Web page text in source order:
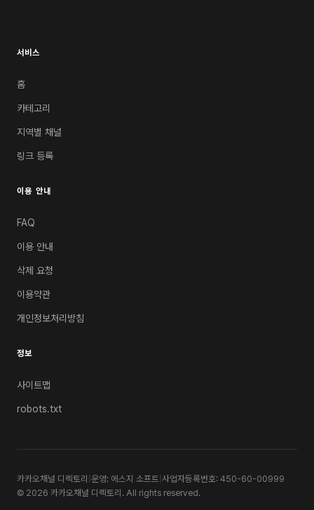
서비스
홈
카테고리
지역별 채널
링크 등록
이용 안내
FAQ
이용 안내
삭제 요청
이용약관
개인정보처리방침
정보
사이트맵
robots.txt
카카오채널 디렉토리 운영: 에스지 소프트 사업자등록번호: 450-60-00999
© 2026 카카오채널 디렉토리. All rights reserved.